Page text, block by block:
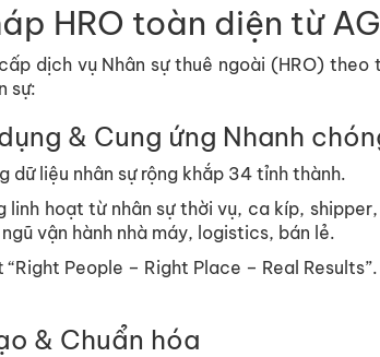
HRO toàn diện từ
dịch vụ Nhân sự thuê ngoài (HRO)
sự:
& Cung ứng Nhanh
dữ liệu nhân sự rộng khắp 34 tỉnh thành.
linh hoạt từ nhân sự thời vụ, ca kíp,
vận hành nhà máy, logistics, bán lẻ.
“Right People – Right Place – Real Results”.
& Chuẩn hóa